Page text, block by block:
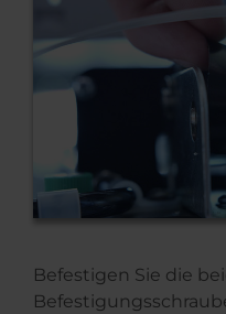
Befestigen Sie die